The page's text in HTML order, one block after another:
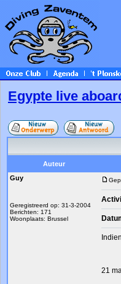
Egypte live
Auteur
Guy
Geregistreerd op: 31-3-2004
Berichten: 171
Woonplaats: Brussel
21